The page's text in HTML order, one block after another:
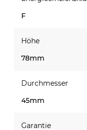
F
Höhe
78mm
Durchmesser
45mm
Garantie